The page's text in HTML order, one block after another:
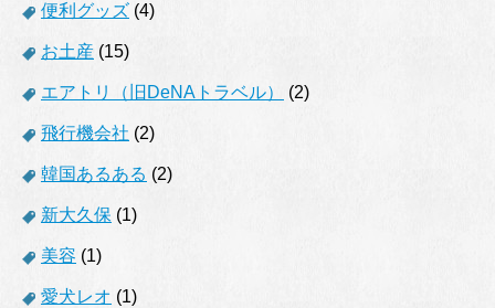
便利グッズ (4)
お土産 (15)
エアトリ（旧DeNAトラベル） (2)
飛行機会社 (2)
韓国あるある (2)
新大久保 (1)
美容 (1)
愛犬レオ (1)